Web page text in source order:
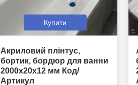
Купити
Акриловий плінтус,
бортик, бордюр для ванни
2000х20х12 мм Код/
Артикул